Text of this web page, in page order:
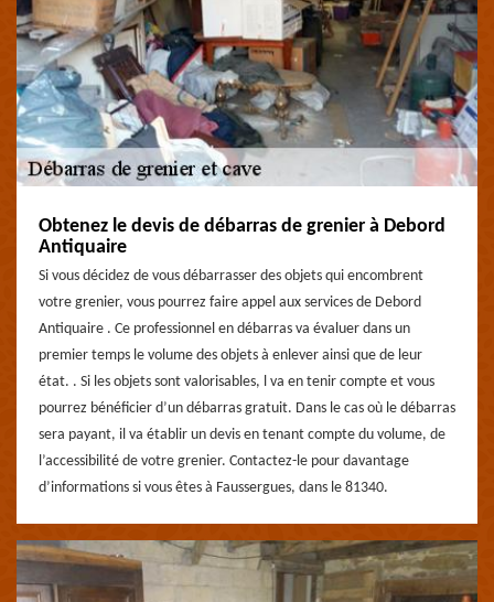
Obtenez le devis de débarras de grenier à Debord
Antiquaire
Si vous décidez de vous débarrasser des objets qui encombrent
votre grenier, vous pourrez faire appel aux services de Debord
Antiquaire . Ce professionnel en débarras va évaluer dans un
premier temps le volume des objets à enlever ainsi que de leur
état. . Si les objets sont valorisables, l va en tenir compte et vous
pourrez bénéficier d’un débarras gratuit. Dans le cas où le débarras
sera payant, il va établir un devis en tenant compte du volume, de
l’accessibilité de votre grenier. Contactez-le pour davantage
d’informations si vous êtes à Faussergues, dans le 81340.